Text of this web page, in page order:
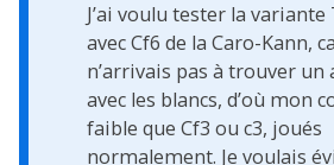
J’ai voulu tester la
avec Cf6 de la Caro-Kann,
n’arrivais pas à trouver un
avec les blancs, d’où mon
faible que Cf3 ou c3, joués
normalement. Je voulais